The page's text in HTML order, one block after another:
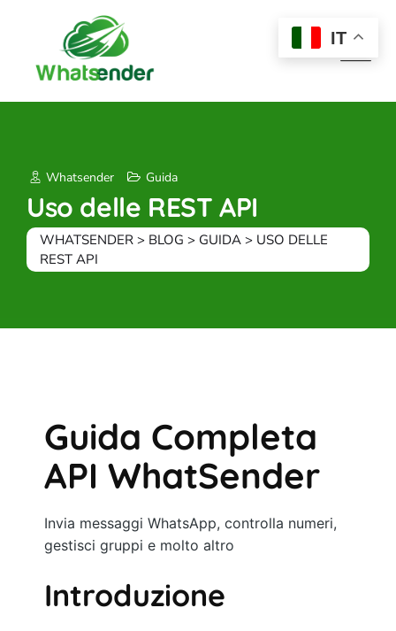
Whatsender Guida
Uso delle REST API
WHATSENDER > BLOG > GUIDA > USO DELLE
REST API
Guida Completa
API WhatSender
Invia messaggi WhatsApp, controlla numeri,
gestisci gruppi e molto altro
Introduzione
IT